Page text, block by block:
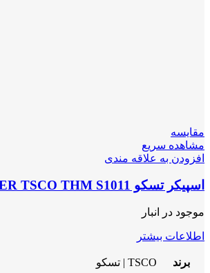
مقایسه
مشاهده سریع
افزودن به علاقه مندی
اسپیکر تسکو SPEAKER TSCO THM S1011
موجود در انبار
اطلاعات بیشتر
برند TSCO | تسکو